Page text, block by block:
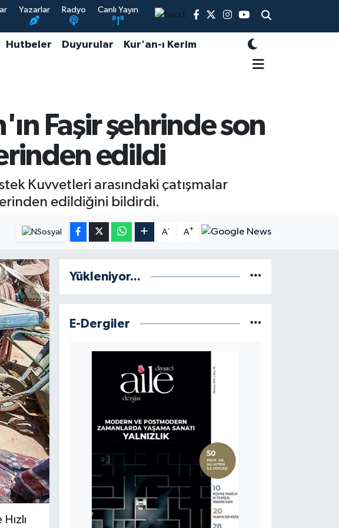
Yazarlar Radyo Canlı Yayın
Hutbeler Duyurular Kur'an-ı Kerim
Faşir şehrinde son
edildi
Kuvvetleri arasındaki çatışmalar
edildiğini bildirdi.
A- A+
Yükleniyor...
E-Dergiler